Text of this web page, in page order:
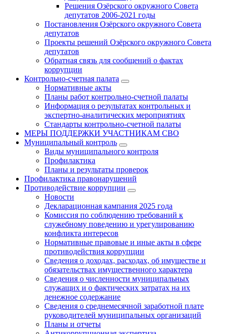
Решения Озёрского окружного Совета
депутатов 2006-2021 годы
Постановления Озёрского окружного Совета
депутатов
Проекты решений Озёрского окружного Совета
депутатов
Обратная связь для сообщений о фактах
коррупции
Контрольно-счетная палата
Нормативные акты
Планы работ контрольно-счетной палаты
Информация о результатах контрольных и
экспертно-аналитических мероприятиях
Стандарты контрольно-счетной палаты
МЕРЫ ПОДДЕРЖКИ УЧАСТНИКАМ СВО
Муниципальный контроль
Виды муниципального контроля
Профилактика
Планы и результаты проверок
Профилактика правонарушений
Противодействие коррупции
Новости
Декларационная кампания 2025 года
Комиссия по соблюдению требований к
служебному поведению и урегулированию
конфликта интересов
Нормативные правовые и иные акты в сфере
противодействия коррупции
Сведения о доходах, расходах, об имуществе и
обязательствах имущественного характера
Сведения о численности муниципальных
служащих и о фактических затратах на их
денежное содержание
Сведения о среднемесячной заработной плате
руководителей муниципальных организаций
Планы и отчеты